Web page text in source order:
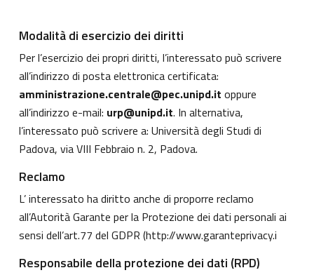
Modalità di esercizio dei diritti
Per l’esercizio dei propri diritti, l’interessato può scrivere
all’indirizzo di posta elettronica certificata:
amministrazione.centrale@pec.unipd.it oppure
all’indirizzo e-mail: urp@unipd.it. In alternativa,
l’interessato può scrivere a: Università degli Studi di
Padova, via VIII Febbraio n. 2, Padova.
Reclamo
L’ interessato ha diritto anche di proporre reclamo
all’Autorità Garante per la Protezione dei dati personali ai
sensi dell’art.77 del GDPR (http://www.garanteprivacy.i
Responsabile della protezione dei dati (RPD)